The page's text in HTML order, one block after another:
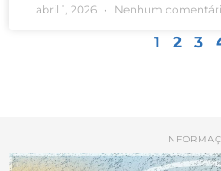
abril 1, 2026 Nenhum
1 2 3